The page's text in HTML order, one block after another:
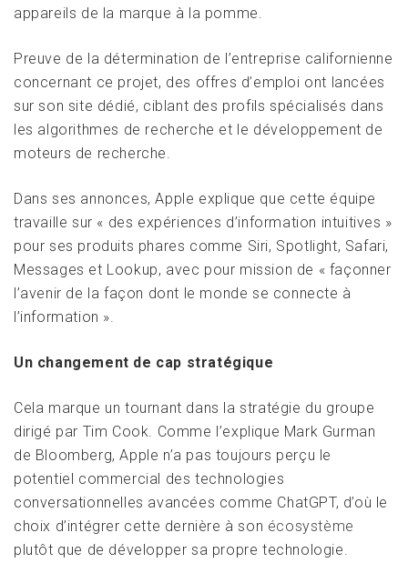
appareils de la marque à la pomme.
Preuve de la détermination de l’entreprise californienne
concernant ce projet, des offres d’emploi ont lancées
sur son site dédié, ciblant des profils spécialisés dans
les algorithmes de recherche et le développement de
moteurs de recherche.
Dans ses annonces, Apple explique que cette équipe
travaille sur « des expériences d’information intuitives »
pour ses produits phares comme Siri, Spotlight, Safari,
Messages et Lookup, avec pour mission de « façonner
l’avenir de la façon dont le monde se connecte à
l’information ».
Un changement de cap stratégique
Cela marque un tournant dans la stratégie du groupe
dirigé par Tim Cook. Comme l’explique Mark Gurman
de Bloomberg, Apple n’a pas toujours perçu le
potentiel commercial des technologies
conversationnelles avancées comme ChatGPT, d’où le
choix d’intégrer cette dernière à son écosystème
plutôt que de développer sa propre technologie.